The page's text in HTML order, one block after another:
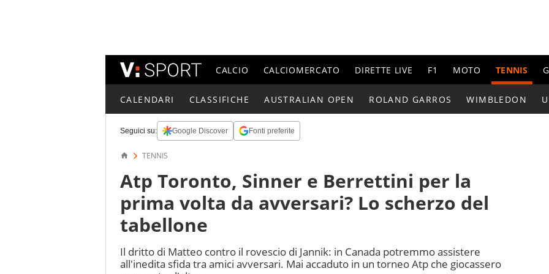
CALCIO CALCIOMERCATO DIRETTE LIVE F1 MOTO TENNIS
CALENDARI CLASSIFICHE AUSTRALIAN OPEN ROLAND GARROS WIMBLEDON
Seguici su: Google Discover Fonti preferite
TENNIS
Atp Toronto, Sinner e Berrettini per la
prima volta da avversari? Lo scherzo del
tabellone
Il dritto di Matteo contro il rovescio di Jannik: in Canada potremmo assistere
all'inedita sfida tra amici avversari. Mai accaduto in un torneo Atp che giocassero